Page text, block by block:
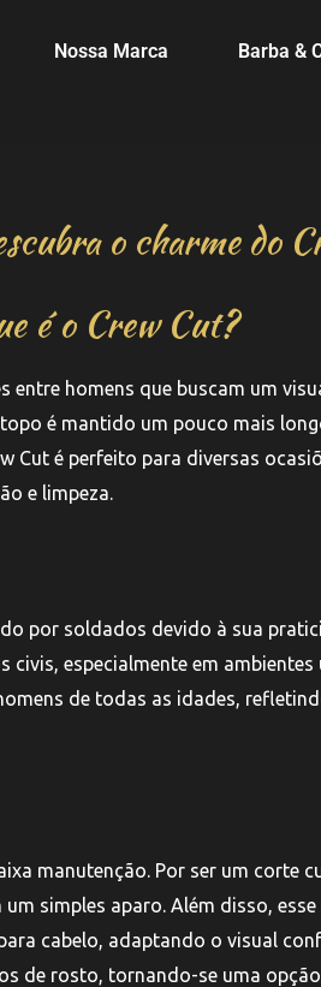
Nossa Marca Barba &
o charme do
é o Crew Cut?
entre homens que buscam um
é mantido um pouco mais
Cut é perfeito para diversas
e limpeza.
por soldados devido à sua
especialmente em
de todas as idades,
manutenção. Por ser um corte
simples aparo. Além disso,
cabelo, adaptando o visual
de rosto, tornando-se uma